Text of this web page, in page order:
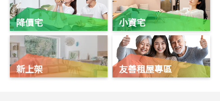
降價宅
新上架
小資宅
友善租屋專區